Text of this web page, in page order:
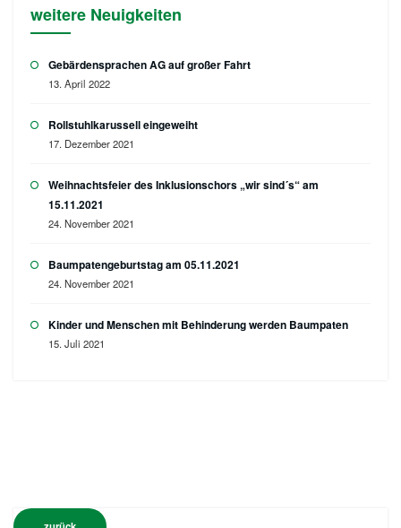
weitere Neuigkeiten
Gebärdensprachen AG auf großer Fahrt
13. April 2022
Rollstuhlkarussell eingeweiht
17. Dezember 2021
Weihnachtsfeier des Inklusionschors „wir sind´s“ am
15.11.2021
24. November 2021
Baumpatengeburtstag am 05.11.2021
24. November 2021
Kinder und Menschen mit Behinderung werden Baumpaten
15. Juli 2021